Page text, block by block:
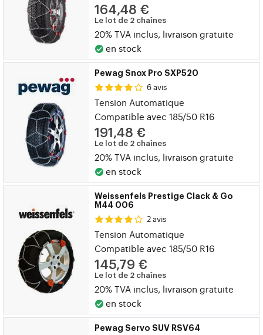
164,48 €
Le lot de 2 chaînes
20% TVA inclus, livraison gratuite
en stock
Pewag Snox Pro SXP520
6 avis
Tension Automatique
Compatible avec 185/50 R16
191,48 €
Le lot de 2 chaînes
20% TVA inclus, livraison gratuite
en stock
Weissenfels Prestige Clack & Go
M44 006
2 avis
Tension Automatique
Compatible avec 185/50 R16
145,79 €
Le lot de 2 chaînes
20% TVA inclus, livraison gratuite
en stock
Pewag Servo SUV RSV64